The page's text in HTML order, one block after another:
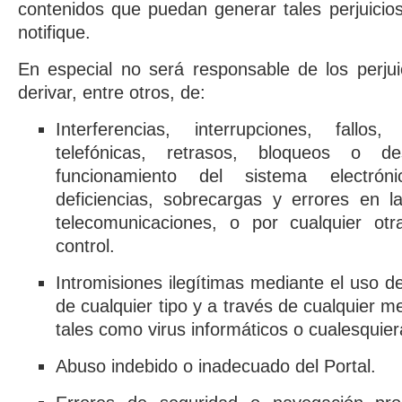
contenidos que puedan generar tales
notifique.
En especial no será responsable de los
derivar, entre otros, de:
Interferencias, interrupciones, fallos,
telefónicas, retrasos, bloqueos o
funcionamiento del sistema
deficiencias, sobrecargas y errores en
telecomunicaciones, o por cualquier
control.
Intromisiones ilegítimas mediante el uso
de cualquier tipo y a través de cualquier
tales como virus informáticos o
Abuso indebido o inadecuado del Portal.